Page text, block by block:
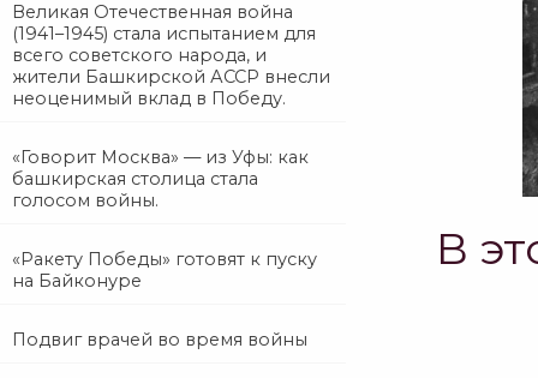
Великая Отечественная война
(1941–1945) стала испытанием для
всего советского народа, и
жители Башкирской АССР внесли
неоценимый вклад в Победу.
«Говорит Москва» — из Уфы: как
башкирская столица стала
голосом войны.
«Ракету Победы» готовят к пуску
на Байконуре
Подвиг врачей во время войны
В